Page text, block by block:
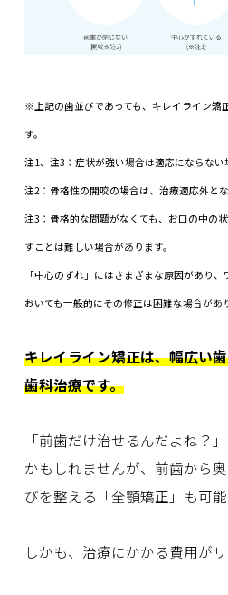
※上記の歯並びであっても、キレイライン矯
す。
注1、注3：症状が強い場合は適応にならない
注2：骨格性の開咬の場合は、治療適応外とな
注3： 骨格的な問題がなくても、お口の中の
すことは難しい場合があります。
「中心のずれ」にはさまざまな原因があり
おいても一般的にその修正は困難な場合があ
キレイライン矯正は、幅広い
歯科治療です。
「前歯だけ治せるんだよね？
かもしれませんが、前歯から
びを整える「全顎矯正」も可能
しかも、治療にかかる費用が